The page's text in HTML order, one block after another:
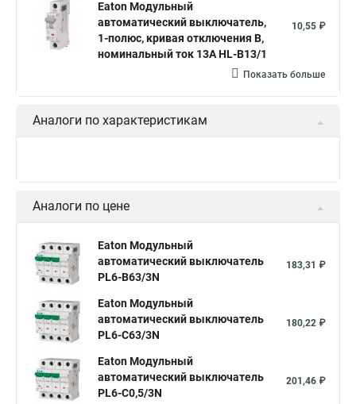
Eaton Модульный
автоматический выключатель,
1-полюс, кривая отключения B,
номинальный ток 13А HL-B13/1
10,55 ₽
Показать больше
Аналоги по характеристикам
Аналоги по цене
Eaton Модульный
автоматический выключатель
PL6-B63/3N
183,31 ₽
Eaton Модульный
автоматический выключатель
PL6-C63/3N
180,22 ₽
Eaton Модульный
автоматический выключатель
PL6-C0,5/3N
201,46 ₽